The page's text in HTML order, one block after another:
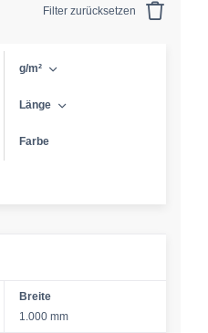
Filter zurücksetzen
g/m²
Länge
Farbe
Breite
1.000 mm